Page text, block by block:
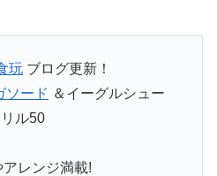
玩ブログ更新！
ソード ＆イーグルシュー
ル50
レンジ満載!